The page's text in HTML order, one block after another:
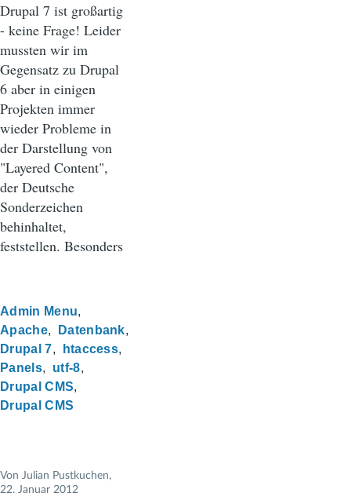
Drupal 7 ist großartig
- keine Frage! Leider
mussten wir im
Gegensatz zu Drupal
6 aber in einigen
Projekten immer
wieder Probleme in
der Darstellung von
"Layered Content",
der Deutsche
Sonderzeichen
behinhaltet,
feststellen. Besonders
Admin Menu
Apache
Datenbank
Drupal 7
htaccess
Panels
utf-8
Drupal CMS
Drupal CMS
Von Julian Pustkuchen,
22. Januar 2012